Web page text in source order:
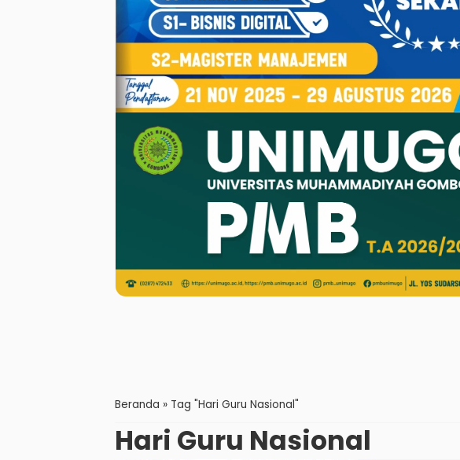
Beranda » Tag "Hari Guru Nasional"
Hari Guru Nasional